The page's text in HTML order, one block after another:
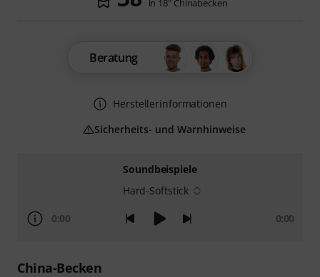
Soundbeispiele
Hard-Softstick
0:00 0:00
China-Becken
in 18" Chinabecken
Beratung
Herstellerinformationen
Sicherheits- und Warnhinweise